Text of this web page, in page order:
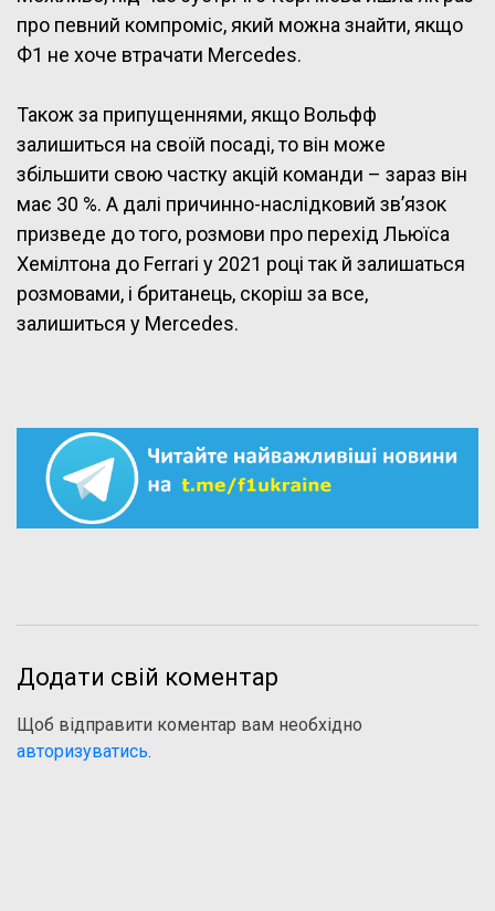
про певний компроміс, який можна знайти, якщо
Ф1 не хоче втрачати Mercedes.
Також за припущеннями, якщо Вольфф
залишиться на своїй посаді, то він може
збільшити свою частку акцій команди – зараз він
має 30 %. А далі причинно-наслідковий зв’язок
призведе до того, розмови про перехід Льюїса
Хемілтона до Ferrari у 2021 році так й залишаться
розмовами, і британець, скоріш за все,
залишиться у Mercedes.
Додати свій коментар
Щоб відправити коментар вам необхідно
авторизуватись.